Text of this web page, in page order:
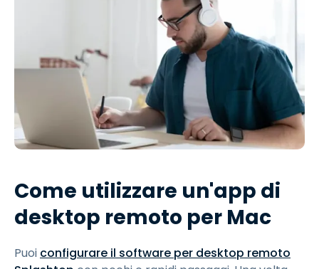
Come utilizzare un'app di
desktop remoto per Mac
Puoi configurare il software per desktop remoto